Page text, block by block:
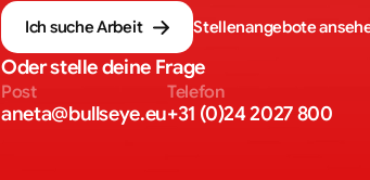
Ich suche Arbeit Stellenangebote
Oder stelle deine Frage
Post
aneta@bullseye.eu
Telefon
+31 (0)24 2027 800